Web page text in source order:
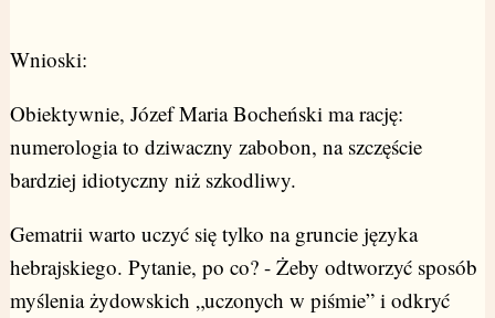
Wnioski:
Obiektywnie, Józef Maria Bocheński ma rację:
numerologia to dziwaczny zabobon, na szczęście
bardziej idiotyczny niż szkodliwy.
Gematrii warto uczyć się tylko na gruncie języka
hebrajskiego. Pytanie, po co? - Żeby odtworzyć sposób
myślenia żydowskich „uczonych w piśmie” i odkryć